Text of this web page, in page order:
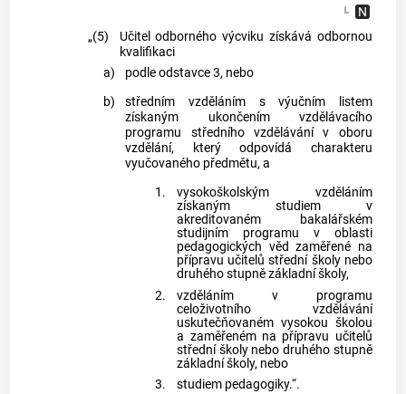
„(5)
Učitel odborného výcviku získává odbornou
kvalifikaci
a)
podle odstavce 3, nebo
b)
středním vzděláním s výučním listem
získaným ukončením vzdělávacího
programu středního vzdělávání v oboru
vzdělání, který odpovídá charakteru
vyučovaného předmětu, a
1.
vysokoškolským vzděláním
získaným studiem v
akreditovaném bakalářském
studijním programu v oblasti
pedagogických věd zaměřené na
přípravu učitelů střední školy nebo
druhého stupně základní školy,
2.
vzděláním v programu
celoživotního vzdělávání
uskutečňovaném vysokou školou
a zaměřeném na přípravu učitelů
střední školy nebo druhého stupně
základní školy, nebo
3.
studiem pedagogiky.“.